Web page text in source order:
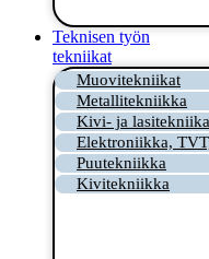
Teknisen työn
tekniikat
Muovitekniikat
Metallitekniikka
Kivi- ja
Elektroniikka,
Puutekniikka
Kivitekniikka